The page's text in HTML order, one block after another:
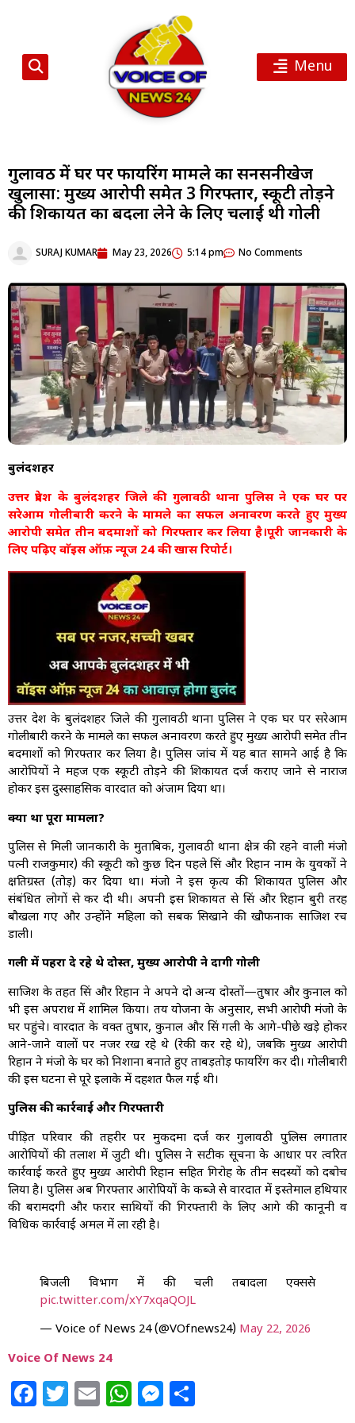
Menu
गुलावठी में घर पर फायरिंग मामले का सनसनीखेज
खुलासा: मुख्य आरोपी समेत 3 गिरफ्तार, स्कूटी तोड़ने
की शिकायत का बदला लेने के लिए चलाई थी गोली
SURAJ KUMAR May 23, 2026 5:14 pm No Comments
बुलंदशहर
उत्तर प्रदेश के बुलंदशहर जिले की गुलावठी थाना पुलिस ने एक घर पर
सरेआम गोलीबारी करने के मामले का सफल अनावरण करते हुए मुख्य
आरोपी समेत तीन बदमाशों को गिरफ्तार कर लिया है।पूरी जानकारी के
लिए पढ़िए वाॅइस ऑफ़ न्यूज 24 की खास रिपोर्ट।
उत्तर प्रदेश के बुलंदशहर जिले की गुलावठी थाना पुलिस ने एक घर पर सरेआम
गोलीबारी करने के मामले का सफल अनावरण करते हुए मुख्य आरोपी समेत तीन
बदमाशों को गिरफ्तार कर लिया है। पुलिस जांच में यह बात सामने आई है कि
आरोपियों ने महज एक स्कूटी तोड़ने की शिकायत दर्ज कराए जाने से नाराज
होकर इस दुस्साहसिक वारदात को अंजाम दिया था।
क्या था पूरा मामला?
पुलिस से मिली जानकारी के मुताबिक, गुलावठी थाना क्षेत्र की रहने वाली मंजो
पत्नी राजकुमार) की स्कूटी को कुछ दिन पहले प्रिंस और रिहान नाम के युवकों ने
क्षतिग्रस्त (तोड़) कर दिया था। मंजो ने इस कृत्य की शिकायत पुलिस और
संबंधित लोगों से कर दी थी। अपनी इस शिकायत से प्रिंस और रिहान बुरी तरह
बौखला गए और उन्होंने महिला को सबक सिखाने की खौफनाक साजिश रच
डाली।
गली में पहरा दे रहे थे दोस्त, मुख्य आरोपी ने दागी गोली
साजिश के तहत प्रिंस और रिहान ने अपने दो अन्य दोस्तों—तुषार और कुनाल को
भी इस अपराध में शामिल किया। तय योजना के अनुसार, सभी आरोपी मंजो के
घर पहुंचे। वारदात के वक्त तुषार, कुनाल और प्रिंस गली के आगे-पीछे खड़े होकर
आने-जाने वालों पर नजर रख रहे थे (रेकी कर रहे थे), जबकि मुख्य आरोपी
रिहान ने मंजो के घर को निशाना बनाते हुए ताबड़तोड़ फायरिंग कर दी। गोलीबारी
की इस घटना से पूरे इलाके में दहशत फैल गई थी।
पुलिस की कार्रवाई और गिरफ्तारी
पीड़ित परिवार की तहरीर पर मुकदमा दर्ज कर गुलावठी पुलिस लगातार
आरोपियों की तलाश में जुटी थी। पुलिस ने सटीक सूचना के आधार पर त्वरित
कार्रवाई करते हुए मुख्य आरोपी रिहान सहित गिरोह के तीन सदस्यों को दबोच
लिया है। पुलिस अब गिरफ्तार आरोपियों के कब्जे से वारदात में इस्तेमाल हथियार
की बरामदगी और फरार साथियों की गिरफ्तारी के लिए आगे की कानूनी व
विधिक कार्रवाई अमल में ला रही है।
बिजली विभाग में की चली तबादला एक्सप्रेस
pic.twitter.com/xY7xqaQOJL
— Voice of News 24 (@VOfnews24) May 22, 2026
Voice Of News 24
Facebook
Twitter
EmailWhatsApp
Messenger